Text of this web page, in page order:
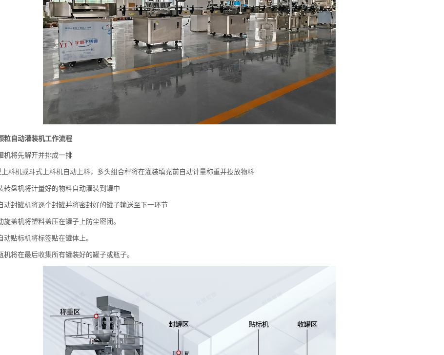
粒自动灌装机工作流程
机将先解开并排成一排
料机或斗式上料机自动上料，多头组合秤将在灌装填充前自动计量称重并投放物料
盘机将计量好的物料自动灌装到罐中
封罐机将逐个封罐并将密封好的罐子输送至下一环节
盖机将塑料盖压在罐子上防尘密闭。
贴标机将标签贴在罐体上。
将在最后收集所有罐装好的罐子或瓶子。